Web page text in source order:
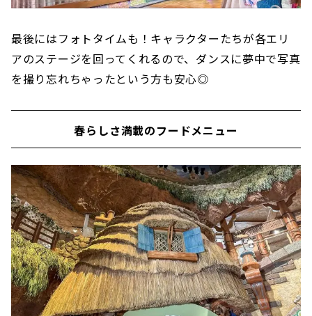
最後にはフォトタイムも！キャラクターたちが各エリ
アのステージを回ってくれるので、ダンスに夢中で写真
を撮り忘れちゃったという方も安心◎
春らしさ満載のフードメニュー